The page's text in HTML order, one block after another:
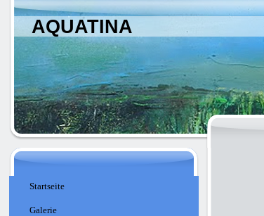
AQUATINA
Startseite
Galerie